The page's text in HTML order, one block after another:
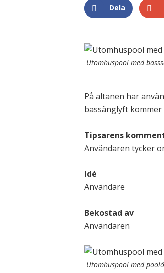
Dela
Utomhuspool med
På altanen har
bassänglyft
Tipsarens
Användaren tycker
Idé
Användare
Bekostad av
Användaren
Utomhuspool med